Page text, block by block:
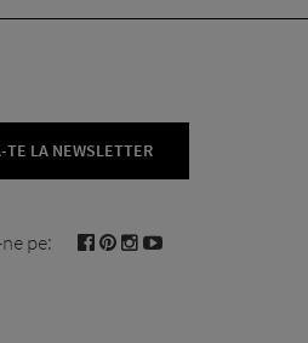
TE LA NEWSLETTER
pe: